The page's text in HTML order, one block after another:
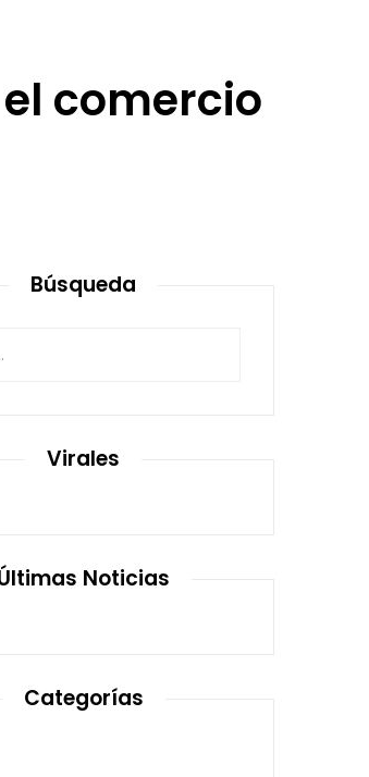
comercio
Búsqueda
Virales
Noticias
Categorías